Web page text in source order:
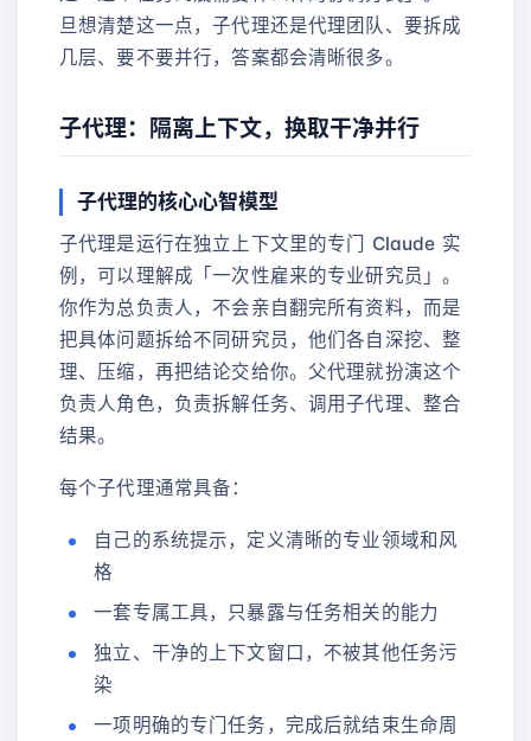
旦想清楚这一点，子代理还是代理团队、要拆成
几层、要不要并行，答案都会清晰很多。
子代理：隔离上下文，换取干净并行
子代理的核心心智模型
子代理是运行在独立上下文里的专门 Claude 实
例，可以理解成「一次性雇来的专业研究员」。
你作为总负责人，不会亲自翻完所有资料，而是
把具体问题拆给不同研究员，他们各自深挖、整
理、压缩，再把结论交给你。父代理就扮演这个
负责人角色，负责拆解任务、调用子代理、整合
结果。
每个子代理通常具备：
自己的系统提示，定义清晰的专业领域和风
格
一套专属工具，只暴露与任务相关的能力
独立、干净的上下文窗口，不被其他任务污
染
一项明确的专门任务，完成后就结束生命周